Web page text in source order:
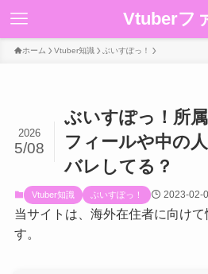
Vtuberフ
ホーム Vtuber知識 ぶいすぽっ！
ぶいすぽっ！所
フィールや中の
バレしてる？
2026
5/08
Vtuber知識 ぶいすぽっ！ 2023-02-
当サイトは、海外在住者に向け
す。